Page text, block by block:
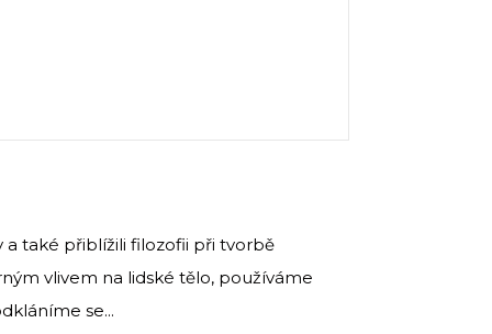
a také přiblížili filozofii při tvorbě
vlivem na lidské tělo, používáme
se...